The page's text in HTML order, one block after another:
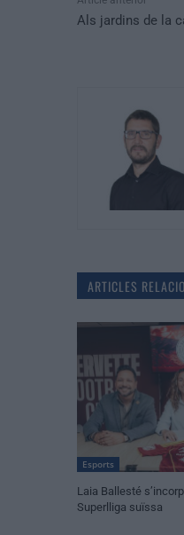
Als jardins de la
ARTICLES
Esports
Laia Ballesté
Superlliga suïssa